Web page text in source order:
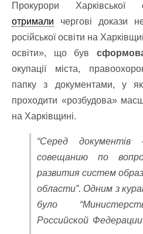
Прокурори Харківської
отримали чергові докази
російської освіти на
освіти», що був
окупації міста,
папку з документами, у
проходити «розбудова»
на Харківщині.
“Серед
совещанию по
развития систем
области”. Одним з
було
Российской